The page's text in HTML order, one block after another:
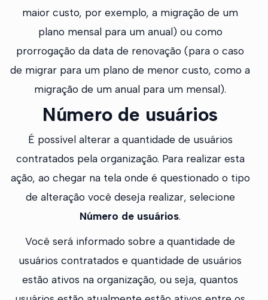
maior custo, por exemplo, a migração de um
plano mensal para um anual) ou como
prorrogação da data de renovação (para o caso
de migrar para um plano de menor custo, como a
migração de um anual para um mensal).
Número de usuários
É possível alterar a quantidade de usuários
contratados pela organização. Para realizar esta
ação, ao chegar na tela onde é questionado o tipo
de alteração você deseja realizar, selecione
Número de usuários.
Você será informado sobre a quantidade de
usuários contratados e quantidade de usuários
estão ativos na organização, ou seja, quantos